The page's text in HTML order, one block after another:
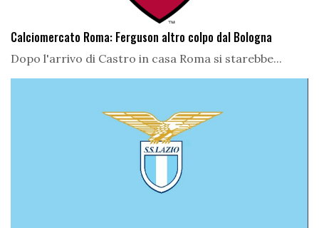
Calciomercato Roma: Ferguson altro colpo dal Bologna
Dopo l'arrivo di Castro in casa Roma si starebbe...